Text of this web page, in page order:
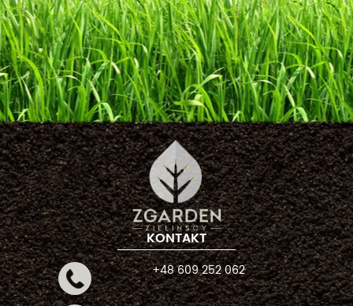
KONTAKT
+48 609 252 062